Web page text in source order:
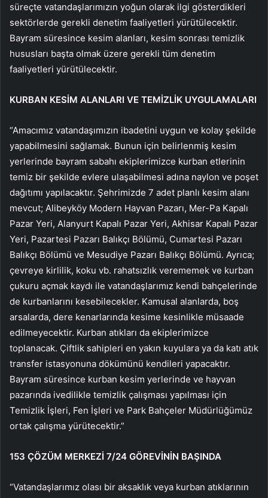
süreçte vatandaşlarımızın yoğun olarak ilgi gösterdikleri
sektörlerde gerekli denetim faaliyetleri yürütülecektir.
Bayram süresince kesim alanları, kesim sonrası temizlik
hususları başta olmak üzere gerekli tüm denetim
faaliyetleri yürütülecektir.
KURBAN KESİM ALANLARI VE TEMİZLİK UYGULAMALARI
“Amacımız vatandaşımızın ibadetini uygun ve kolay şekilde
yapabilmesini sağlamak. Bunun için belirlenmiş kesim
yerlerinde bayram sabahı ekiplerimizce kurban etlerinin
temiz bir şekilde evlere ulaşabilmesi adına naylon ve poşet
dağıtımı yapılacaktır. Şehrimizde 7 adet planlı kesim alanı
mevcut; Alibeyköy Modern Hayvan Pazarı, Mer-Pa Kapalı
Pazar Yeri, Alanyurt Kapalı Pazar Yeri, Akhisar Kapalı Pazar
Yeri, Pazartesi Pazarı Balıkçı Bölümü, Cumartesi Pazarı
Balıkçı Bölümü ve Mesudiye Pazarı Balıkçı Bölümü. Ayrıca;
çevreye kirlilik, koku vb. rahatsızlık verememek ve kurban
çukuru açmak kaydı ile vatandaşlarımız kendi bahçelerinde
de kurbanlarını kesebilecekler. Kamusal alanlarda, boş
arsalarda, dere kenarlarında kesime kesinlikle müsaade
edilmeyecektir. Kurban atıkları da ekiplerimizce
toplanacak. Çiftlik sahipleri en yakın kuyulara ya da katı atık
transfer istasyonuna dökümünü kendileri yapacaktır.
Bayram süresince kurban kesim yerlerinde ve hayvan
pazarında ivedilikle temizlik çalışması yapılması için
Temizlik İşleri, Fen İşleri ve Park Bahçeler Müdürlüğümüz
ortak çalışma yürütecektir.”
153 ÇÖZÜM MERKEZİ 7/24 GÖREVİNİN BAŞINDA
“Vatandaşlarımız olası bir aksaklık veya kurban atıklarının